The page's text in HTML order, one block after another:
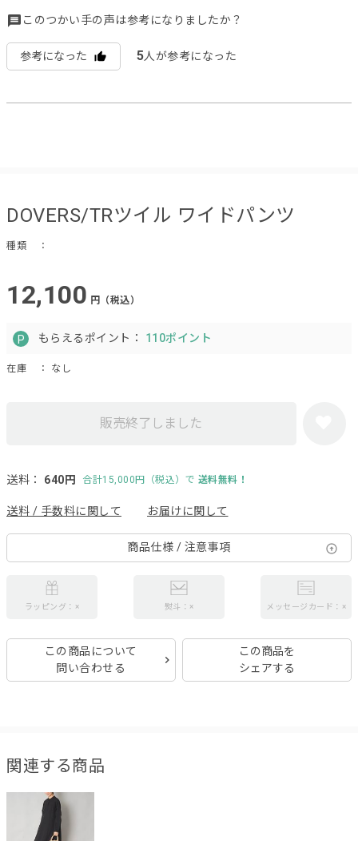
このつかい手の声は参考になりましたか？
参考になった 5人が参考になった
DOVERS/TRツイル ワイドパンツ
種類 ：
12,100 円（税込）
もらえるポイント： 110ポイント
在庫 ： なし
販売終了しました
送料： 640円 合計15,000円（税込）で 送料無料！
送料 / 手数料に関して お届けに関して
商品仕様 / 注意事項
ラッピング：× 熨斗：× メッセージカード：×
この商品について
問い合わせる
この商品を
シェアする
関連する商品